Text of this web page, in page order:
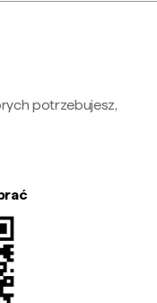
potrzebujesz,